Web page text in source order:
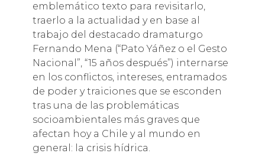
emblemático texto para revisitarlo,
traerlo a la actualidad y en base al
trabajo del destacado dramaturgo
Fernando Mena (“Pato Yáñez o el Gesto
Nacional”, “15 años después”) internarse
en los conflictos, intereses, entramados
de poder y traiciones que se esconden
tras una de las problemáticas
socioambientales más graves que
afectan hoy a Chile y al mundo en
general: la crisis hídrica.